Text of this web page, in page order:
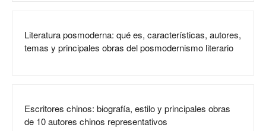
Literatura posmoderna: qué es, características, autores,
temas y principales obras del posmodernismo literario
Escritores chinos: biografía, estilo y principales obras
de 10 autores chinos representativos